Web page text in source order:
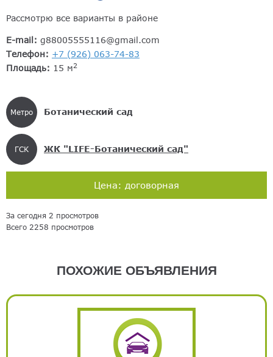
Рассмотрю все варианты в районе
E-mail: g88005555116@gmail.com
Телефон: +7 (926) 063-74-83
Площадь: 15 м2
Метро Ботанический сад
ГСК ЖК "LIFE-Ботанический сад"
Цена: договорная
За сегодня 2 просмотров
Всего 2258 просмотров
ПОХОЖИЕ ОБЪЯВЛЕНИЯ